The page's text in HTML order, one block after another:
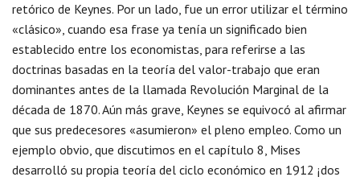
retórico de Keynes. Por un lado, fue un error utilizar el término
«clásico», cuando esa frase ya tenía un significado bien
establecido entre los economistas, para referirse a las
doctrinas basadas en la teoría del valor-trabajo que eran
dominantes antes de la llamada Revolución Marginal de la
década de 1870. Aún más grave, Keynes se equivocó al afirmar
que sus predecesores «asumieron» el pleno empleo. Como un
ejemplo obvio, que discutimos en el capítulo 8, Mises
desarrolló su propia teoría del ciclo económico en 1912 ¡dos